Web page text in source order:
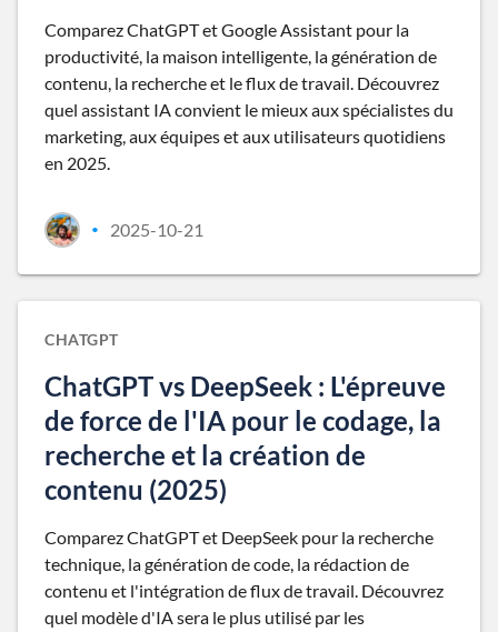
Comparez ChatGPT et Google Assistant pour la
productivité, la maison intelligente, la génération de
contenu, la recherche et le flux de travail. Découvrez
quel assistant IA convient le mieux aux spécialistes du
marketing, aux équipes et aux utilisateurs quotidiens
en 2025.
• 2025-10-21
CHATGPT
ChatGPT vs DeepSeek : L'épreuve
de force de l'IA pour le codage, la
recherche et la création de
contenu (2025)
Comparez ChatGPT et DeepSeek pour la recherche
technique, la génération de code, la rédaction de
contenu et l'intégration de flux de travail. Découvrez
quel modèle d'IA sera le plus utilisé par les